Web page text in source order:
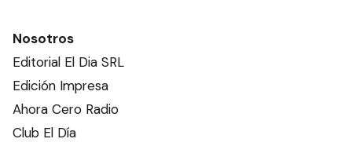
Nosotros
Editorial El Dia SRL
Edición Impresa
Ahora Cero Radio
Club El Día